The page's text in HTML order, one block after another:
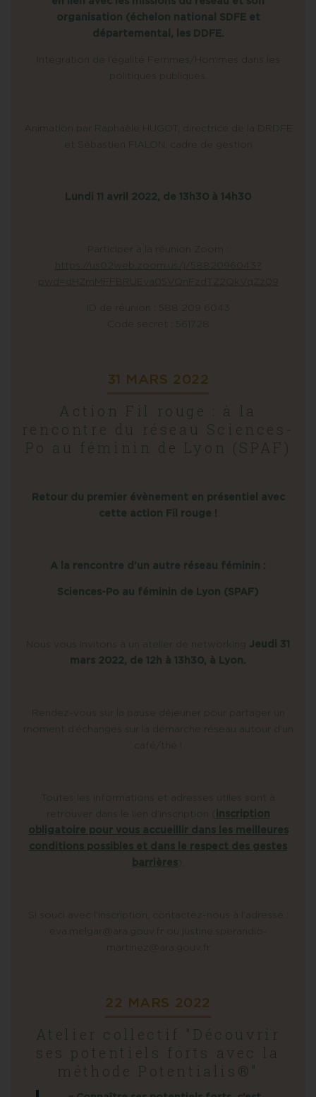
organisation (échelon national SDFE et
départemental, les DDFE.
Intégration de l’égalité Femmes/Hommes dans les
politiques publiques.
Animation par Raphaèle HUGOT, directrice de la DRDFE
et Sébastien FIALON, cadre de gestion
Lundi 11 avril 2022, de 13h30 à 14h30
Participer à la réunion Zoom :
https://us02web.zoom.us/j/5882096043?
pwd=dHZmMFFBRUEva05VQnFzdTZ2QkVqZz09
ID de réunion : 588 209 6043
Code secret : 561728
31 MARS 2022
Action Fil rouge : à la
rencontre du réseau Sciences-
Po au féminin de Lyon (SPAF)
Retour du premier évènement en présentiel avec
cette action Fil rouge !
A la rencontre d’un autre réseau féminin :
Sciences-Po au féminin de Lyon (SPAF)
Nous vous invitons à un atelier de networking Jeudi 31
mars 2022, de 12 h à 13h30, à Lyon.
Rendez-vous sur la pause déjeuner pour partager un
moment d’échanges sur la démarche réseau autour d’un
café/thé !
Toutes les informations et adresses utiles sont à
retrouver dans le lien d’inscription (
inscription
obligatoire pour vous accueillir dans les meilleures
conditions possibles et dans le respect des gestes
barrières
Si souci avec l’inscription, contactez-nous à l’adresse :
eva.melgar@ara.gouv.fr ou justine.sperandio-
martinez@ara.gouv.fr
22 MARS 2022
Atelier collectif "Découvrir
ses potentiels forts avec la
méthode Potentialis®"